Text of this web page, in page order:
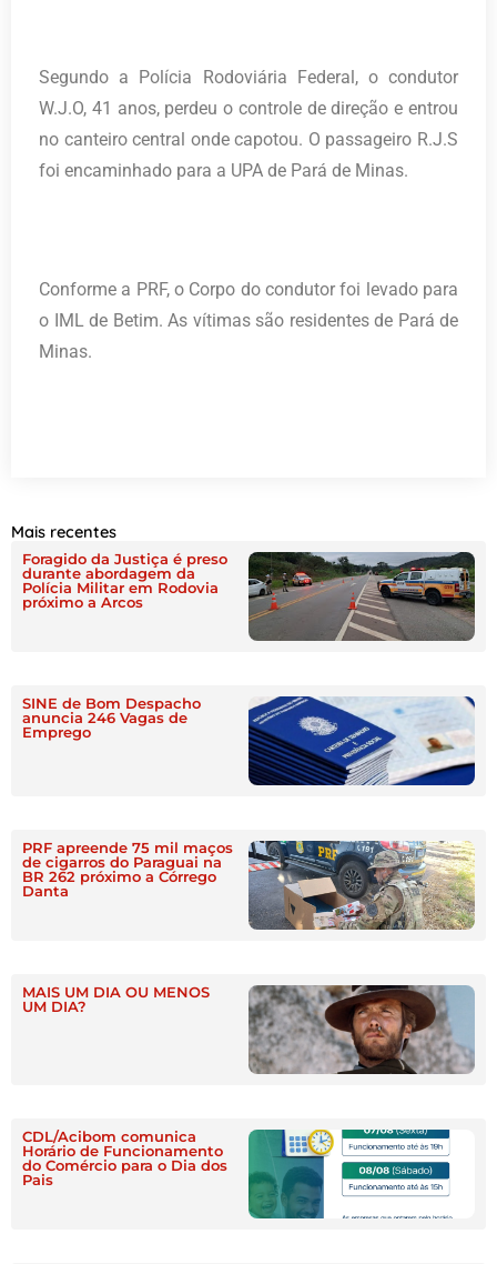
Segundo a Polícia Rodoviária Federal, o condutor
W.J.O, 41 anos, perdeu o controle de direção e entrou
no canteiro central onde capotou. O passageiro R.J.S
foi encaminhado para a UPA de Pará de Minas.
Conforme a PRF, o Corpo do condutor foi levado para
o IML de Betim. As vítimas são residentes de Pará de
Minas.
Mais recentes
Foragido da Justiça é preso
durante abordagem da
Polícia Militar em Rodovia
próximo a Arcos
SINE de Bom Despacho
anuncia 246 Vagas de
Emprego
PRF apreende 75 mil maços
de cigarros do Paraguai na
BR 262 próximo a Córrego
Danta
MAIS UM DIA OU MENOS
UM DIA?
CDL/Acibom comunica
Horário de Funcionamento
do Comércio para o Dia dos
Pais